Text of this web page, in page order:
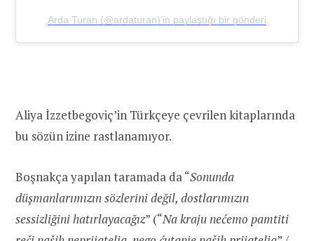
Arda Turan (@ardaturan)’in paylaştığı bir gönderi
Aliya İzzetbegoviç’in Türkçeye çevrilen kitaplarında
bu sözün izine rastlanamıyor.
Boşnakça yapılan taramada da “Sonunda
düşmanlarımızın sözlerini değil, dostlarımızın
sessizliğini hatırlayacağız” (“Na kraju nećemo pamtiti